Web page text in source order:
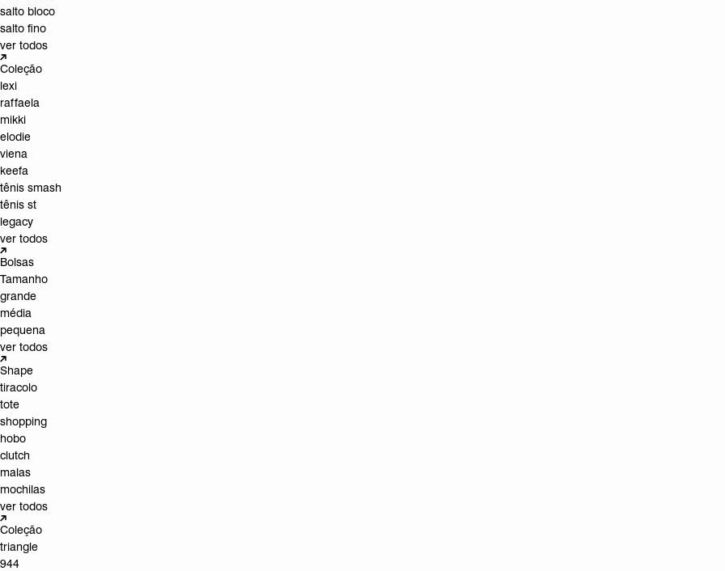
salto bloco
salto fino
ver todos
Coleção
lexi
raffaela
mikki
elodie
viena
keefa
tênis smash
tênis st
legacy
ver todos
Bolsas
Tamanho
grande
média
pequena
ver todos
Shape
tiracolo
tote
shopping
hobo
clutch
malas
mochilas
ver todos
Coleção
triangle
944